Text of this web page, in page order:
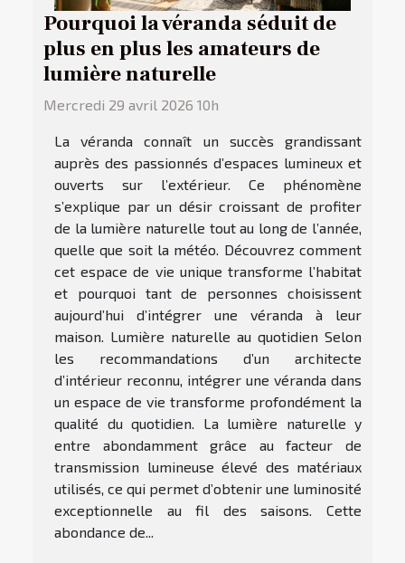
Pourquoi la véranda séduit de
plus en plus les amateurs de
lumière naturelle
Mercredi 29 avril 2026 10h
La véranda connaît un succès grandissant
auprès des passionnés d’espaces lumineux et
ouverts sur l’extérieur. Ce phénomène
s’explique par un désir croissant de profiter
de la lumière naturelle tout au long de l’année,
quelle que soit la météo. Découvrez comment
cet espace de vie unique transforme l’habitat
et pourquoi tant de personnes choisissent
aujourd’hui d’intégrer une véranda à leur
maison. Lumière naturelle au quotidien Selon
les recommandations d’un architecte
d’intérieur reconnu, intégrer une véranda dans
un espace de vie transforme profondément la
qualité du quotidien. La lumière naturelle y
entre abondamment grâce au facteur de
transmission lumineuse élevé des matériaux
utilisés, ce qui permet d’obtenir une luminosité
exceptionnelle au fil des saisons. Cette
abondance de...